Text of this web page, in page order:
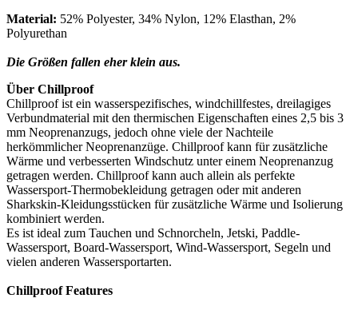
Material: 52% Polyester, 34% Nylon, 12% Elasthan, 2%
Polyurethan
Die Größen fallen eher klein aus.
Über Chillproof
Chillproof ist ein wasserspezifisches, windchillfestes, dreilagiges
Verbundmaterial mit den thermischen Eigenschaften eines 2,5 bis 3
mm Neoprenanzugs, jedoch ohne viele der Nachteile
herkömmlicher Neoprenanzüge. Chillproof kann für zusätzliche
Wärme und verbesserten Windschutz unter einem Neoprenanzug
getragen werden. Chillproof kann auch allein als perfekte
Wassersport-Thermobekleidung getragen oder mit anderen
Sharkskin-Kleidungsstücken für zusätzliche Wärme und Isolierung
kombiniert werden.
Es ist ideal zum Tauchen und Schnorcheln, Jetski, Paddle-
Wassersport, Board-Wassersport, Wind-Wassersport, Segeln und
vielen anderen Wassersportarten.
Chillproof Features